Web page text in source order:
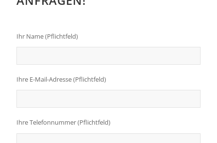
Ihr Name (Pflichtfeld)
Ihre E-Mail-Adresse (Pflichtfeld)
Bitte lasse dieses Feld leer.
Ihre Telefonnummer (Pflichtfeld)